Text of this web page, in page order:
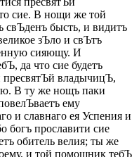
сие. В нощи же той
свЪденъ бысть, и видитъ
зЪло и свЪтъ
сияющу. И
да что сие будетъ
пресвятЪй владычицЪ,
В ту же нощъ паки
ему
и славнаго ея Успения и
богъ прославити сие
обитель велия; ты же
и той помощник тебЪ